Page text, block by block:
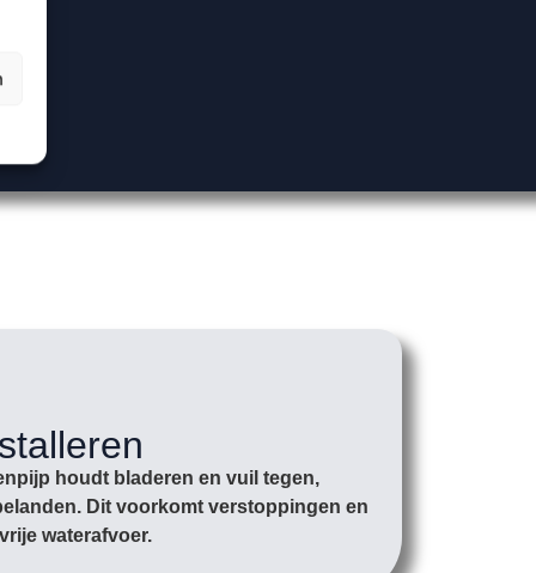
houdt bladeren en vuil tegen,
Dit voorkomt verstoppingen en
waterafvoer.